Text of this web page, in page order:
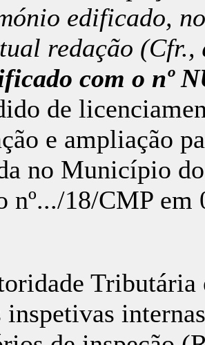
edificado,
redação (Cfr.,
com o nº
de
e ampliação
no Município
nº.../18/CMP em
Tributária
inspetivas